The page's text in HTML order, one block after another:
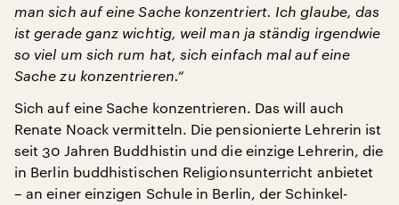
man sich auf eine Sache konzentriert. Ich glaube, das
ist gerade ganz wichtig, weil man ja ständig irgendwie
so viel um sich rum hat, sich einfach mal auf eine
Sache zu konzentrieren.“
Sich auf eine Sache konzentrieren. Das will auch
Renate Noack vermitteln. Die pensionierte Lehrerin ist
seit 30 Jahren Buddhistin und die einzige Lehrerin, die
in Berlin buddhistischen Religionsunterricht anbietet
– an einer einzigen Schule in Berlin, der Schinkel-